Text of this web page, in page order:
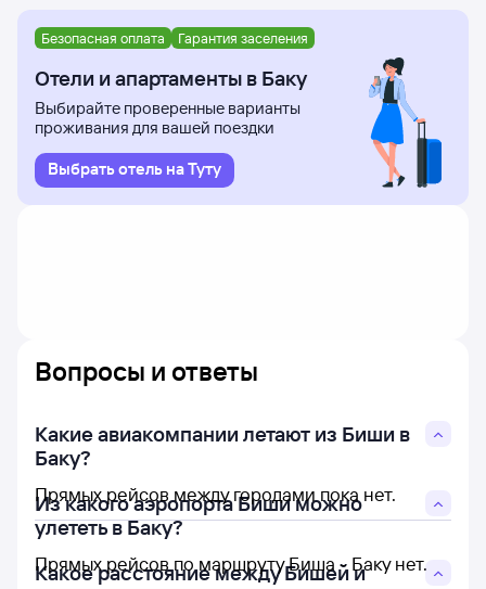
Безопасная оплата Гарантия заселения
Отели и апартаменты в Баку
Выбирайте проверенные варианты
проживания для вашей поездки
Выбрать отель на Туту
Вопросы и ответы
Какие авиакомпании летают из Биши в
Баку?
Прямых рейсов между городами пока нет.
Из какого аэропорта Биши можно
улететь в Баку?
Прямых рейсов по маршруту Биша - Баку нет.
Какое расстояние между Бишей и